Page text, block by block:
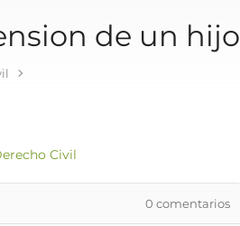
de un hijo
Civil
0 comentarios